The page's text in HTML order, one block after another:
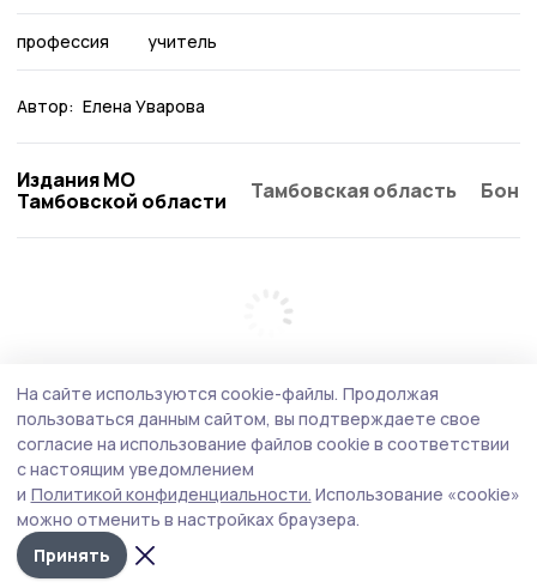
профессия учитель
Автор: Елена Уварова
Издания МО
Тамбовской области
Тамбовская область
На сайте используются cookie-файлы. Продолжая
пользоваться данным сайтом, вы подтверждаете свое
согласие на использование файлов cookie в соответствии
с настоящим уведомлением
и Политикой конфиденциальности. Использование «cookie»
можно отменить в настройках браузера.
Принять